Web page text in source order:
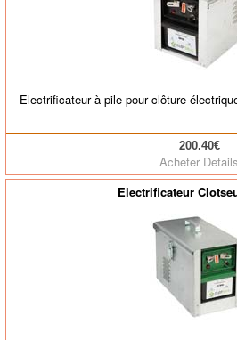
Electrificateur à pile pour clôture
200.40€
Acheter Details
Electrificateur